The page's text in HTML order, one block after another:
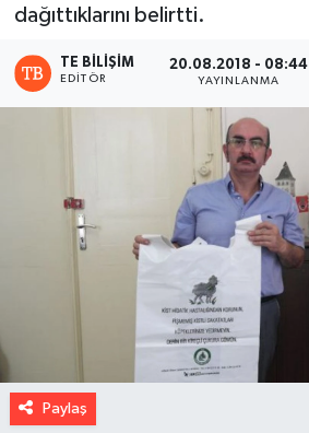
dağıttıklarını belirtti.
TE BILIŞIM
EDITÖR
20.08.2018 - 08:44
YAYINLANMA
Paylaş